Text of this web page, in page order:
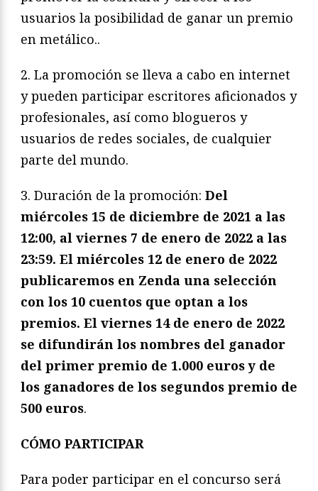
usuarios la posibilidad de ganar un premio
en metálico..
2. La promoción se lleva a cabo en internet
y pueden participar escritores aficionados y
profesionales, así como blogueros y
usuarios de redes sociales, de cualquier
parte del mundo.
3. Duración de la promoción: Del
miércoles 15 de diciembre de 2021 a las
12:00, al viernes 7 de enero de 2022 a las
23:59. El miércoles 12 de enero de 2022
publicaremos en Zenda una selección
con los 10 cuentos que optan a los
premios. El viernes 14 de enero de 2022
se difundirán los nombres del ganador
del primer premio de 1.000 euros y de
los ganadores de los segundos premio de
500 euros.
CÓMO PARTICIPAR
Para poder participar en el concurso será